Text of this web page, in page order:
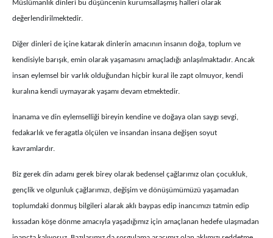
Müslümanlık dinleri bu düşüncenin kurumsallaşmış halleri olarak
değerlendirilmektedir.
Diğer dinleri de içine katarak dinlerin amacının insanın doğa, toplum ve
kendisiyle barışık, emin olarak yaşamasını amaçladığı anlaşılmaktadır. Ancak
insan eylemsel bir varlık olduğundan hiçbir kural ile zapt olmuyor, kendi
kuralına kendi uymayarak yaşamı devam etmektedir.
İnanama ve din eylemselliği bireyin kendine ve doğaya olan saygı sevgi,
fedakarlık ve feragatla ölçülen ve insandan insana değişen soyut
kavramlardır.
Biz gerek din adamı gerek birey olarak bedensel çağlarımız olan çocukluk,
gençlik ve olgunluk çağlarımızı, değişim ve dönüşümümüzü yaşamadan
toplumdaki donmuş bilgileri alarak aklı baypas edip inancımızı tatmin edip
kıssadan köşe dönme amacıyla yaşadığımız için amaçlanan hedefe ulaşmadan